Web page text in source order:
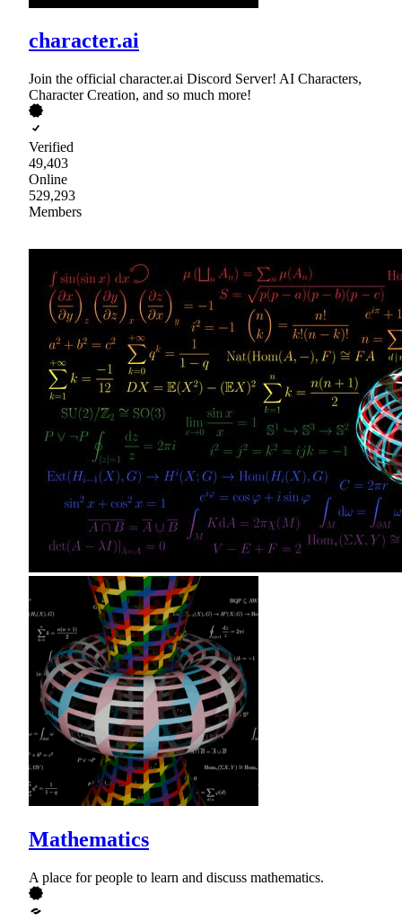
character.ai
Join the official character.ai Discord Server! AI Characters,
Character Creation, and so much more!
Verified
49,403
Online
529,293
Members
Mathematics
A place for people to learn and discuss mathematics.